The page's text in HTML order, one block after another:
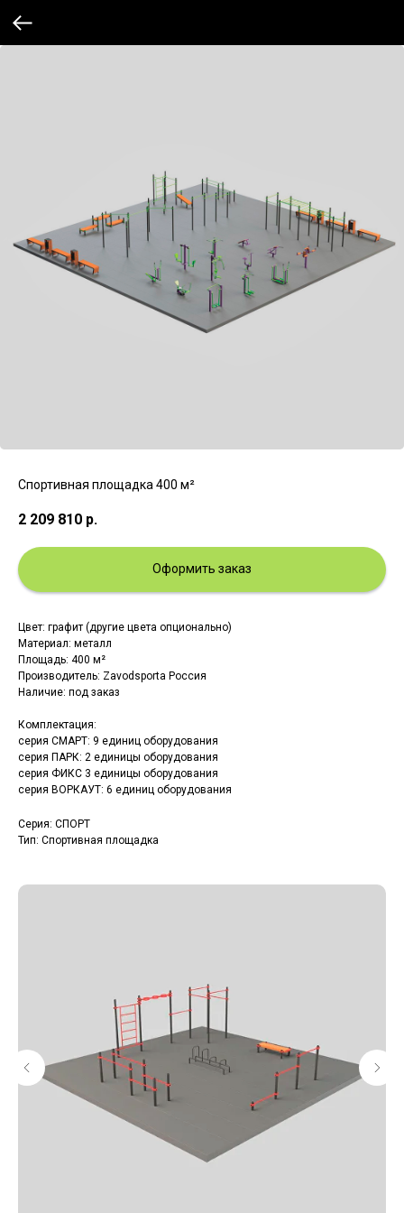
Спортивная площадка 400 м²
2 209 810 р.
Оформить заказ
Цвет: графит (другие цвета опционально)
Материал: металл
Площадь: 400 м²
Производитель: Zavodsporta Россия
Наличие: под заказ
Комплектация:
серия СМАРТ: 9 единиц оборудования
серия ПАРК: 2 единицы оборудования
серия ФИКС 3 единицы оборудования
серия ВОРКАУТ: 6 единиц оборудования
Серия: СПОРТ
Тип: Спортивная площадка